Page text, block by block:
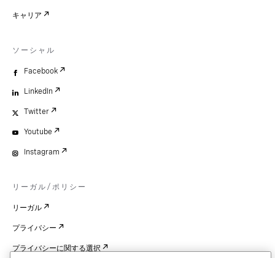
キャリア
ソーシャル
Facebook
LinkedIn
Twitter
Youtube
Instagram
リーガル/ポリシー
リーガル
プライバシー
プライバシーに関する選択